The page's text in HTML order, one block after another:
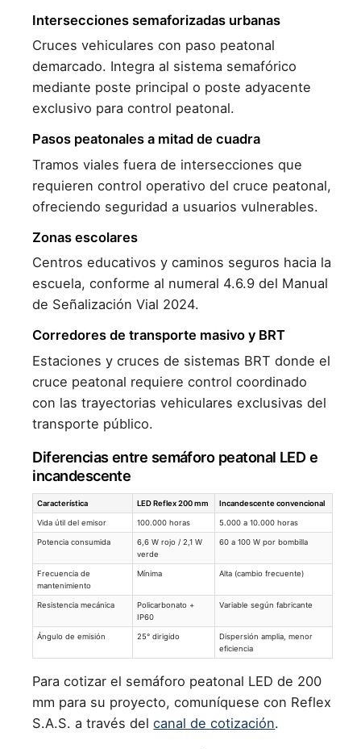
Intersecciones semaforizadas urbanas
Cruces vehiculares con paso peatonal
demarcado. Integra al sistema semafórico
mediante poste principal o poste adyacente
exclusivo para control peatonal.
Pasos peatonales a mitad de cuadra
Tramos viales fuera de intersecciones que
requieren control operativo del cruce peatonal,
ofreciendo seguridad a usuarios vulnerables.
Zonas escolares
Centros educativos y caminos seguros hacia la
escuela, conforme al numeral 4.6.9 del Manual
de Señalización Vial 2024.
Corredores de transporte masivo y BRT
Estaciones y cruces de sistemas BRT donde el
cruce peatonal requiere control coordinado
con las trayectorias vehiculares exclusivas del
transporte público.
Diferencias entre semáforo peatonal LED e
incandescente
Característica LED Reflex 200 mm Incandescente convencional
Vida útil del emisor 100.000 horas 5.000 a 10.000 horas
Potencia consumida
6,6 W rojo / 2,1 W
verde
60 a 100 W por bombilla
Frecuencia de
mantenimiento
Mínima Alta (cambio frecuente)
Resistencia mecánica
Policarbonato +
IP60
Variable según fabricante
Ángulo de emisión 25° dirigido
Dispersión amplia, menor
eficiencia
Para cotizar el semáforo peatonal LED de 200
mm para su proyecto, comuníquese con Reflex
S.A.S. a través delcanal de cotización.